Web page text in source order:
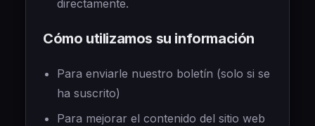
directamente.
Cómo utilizamos su información
Para enviarle nuestro boletín (solo si se
ha suscrito)
Para mejorar el contenido del sitio web